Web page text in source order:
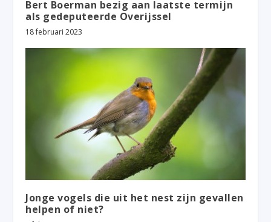
Bert Boerman bezig aan laatste termijn
als gedeputeerde Overijssel
18 februari 2023
Jonge vogels die uit het nest zijn gevallen
helpen of niet?